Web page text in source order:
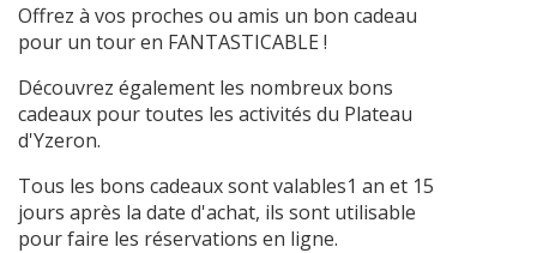
Offrez à vos proches ou amis un bon cadeau
pour un tour en FANTASTICABLE !
Découvrez également les nombreux bons
cadeaux pour toutes les activités du Plateau
d'Yzeron.
Tous les bons cadeaux sont valables1 an et 15
jours après la date d'achat, ils sont utilisable
pour faire les réservations en ligne.